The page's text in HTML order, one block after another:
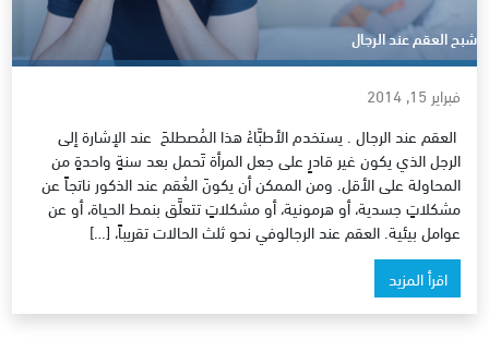
شبح العقم عند الرجال
فبراير 15, 2014
العقم عند الرجال . يستخدم الأطبَّاءُ هذا المُصطلحَ عند الإشارة إلى
الرجل الذي يكون غير قادرٍ على جعل المرأة تَحمل بعد سنةٍ واحدةٍ من
المحاولة على الأقل. ومن الممكن أن يكونَ العُقم عند الذكور ناتجاً عن
مشكلاتٍ جسدية، أو هرمونية، أو مشكلاتٍ تتعلَّق بنمط الحياة، أو عن
عوامل بيئية. العقم عند الرجالوفي نحو ثلث الحالات تقريباً، […]
اقرأ المزيد